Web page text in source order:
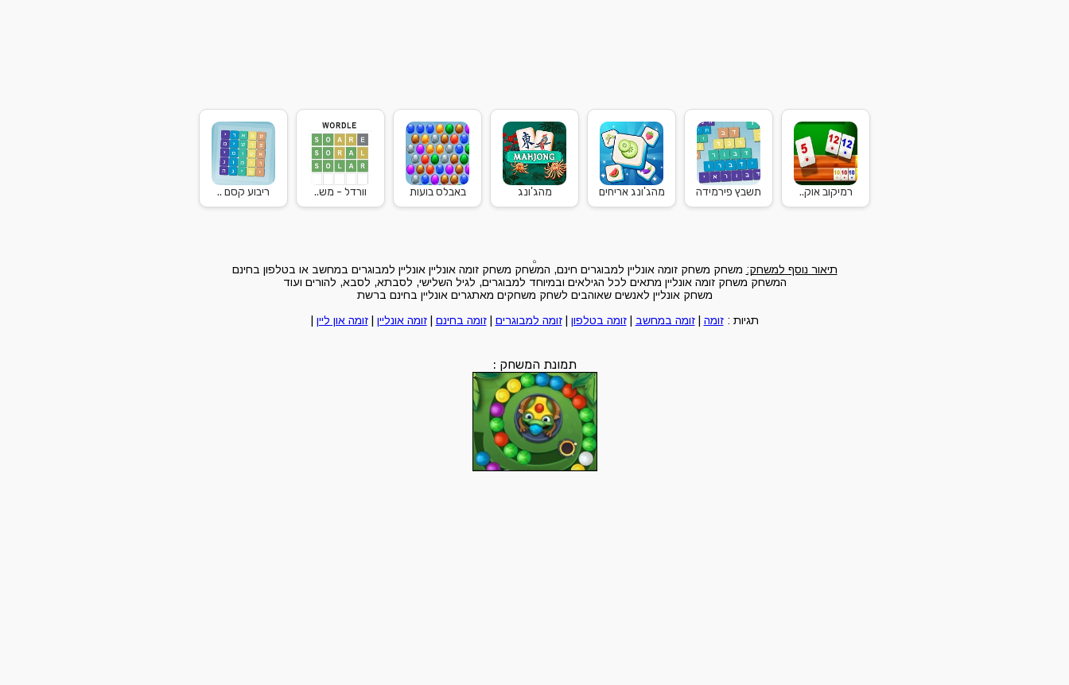
רמיקוב אוק.. תשבץ פירמידה מהג'ונג אריחים מהג'ונג באבלס בועות וורדל - מש.. ריבוע קסם ..
תיאור נוסף למשחק: משחק משחק זומה אונליין למבוגרים חינם, המשחק משחק זומה אונליין אונליין למבוגרים במחשב או בטלפון בחינם
המשחק משחק זומה אונליין מתאים לכל הגילאים ובמיוחד למבוגרים, לגיל השלישי, לסבתא, לסבא, להורים ועוד
משחק אונליין לאנשים שאוהבים לשחק משחקים מאתגרים אונליין בחינם ברשת
תגיות :זומה |זומה במחשב |זומה בטלפון |זומה למבוגרים |זומה בחינם |זומה אונליין |זומה און ליין
תמונת המשחק :